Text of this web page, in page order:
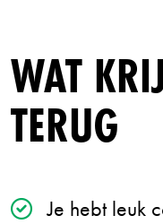
WAT
TERUG
Je hebt leuk